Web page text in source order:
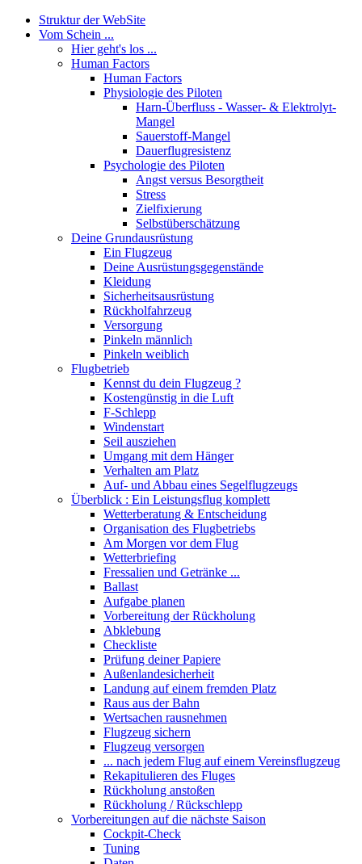
Struktur der WebSite
Vom Schein ...
Hier geht's los ...
Human Factors
Human Factors
Physiologie des Piloten
Harn-Überfluss - Wasser- & Elektrolyt-
Mangel
Sauerstoff-Mangel
Dauerflugresistenz
Psychologie des Piloten
Angst versus Besorgtheit
Stress
Zielfixierung
Selbstüberschätzung
Deine Grundausrüstung
Ein Flugzeug
Deine Ausrüstungsgegenstände
Kleidung
Sicherheitsausrüstung
Rückholfahrzeug
Versorgung
Pinkeln männlich
Pinkeln weiblich
Flugbetrieb
Kennst du dein Flugzeug ?
Kostengünstig in die Luft
F-Schlepp
Windenstart
Seil ausziehen
Umgang mit dem Hänger
Verhalten am Platz
Auf- und Abbau eines Segelflugzeugs
Überblick : Ein Leistungsflug komplett
Wetterberatung & Entscheidung
Organisation des Flugbetriebs
Am Morgen vor dem Flug
Wetterbriefing
Fressalien und Getränke ...
Ballast
Aufgabe planen
Vorbereitung der Rückholung
Abklebung
Checkliste
Prüfung deiner Papiere
Außenlandesicherheit
Landung auf einem fremden Platz
Raus aus der Bahn
Wertsachen rausnehmen
Flugzeug sichern
Flugzeug versorgen
... nach jedem Flug auf einem Vereinsflugzeug
Rekapitulieren des Fluges
Rückholung anstoßen
Rückholung / Rückschlepp
Vorbereitungen auf die nächste Saison
Cockpit-Check
Tuning